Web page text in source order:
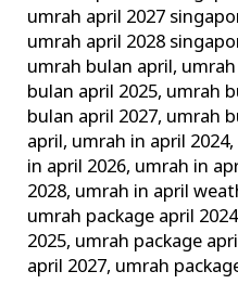
umrah april 2027
umrah april 2028
umrah bulan april,
bulan april 2025, umrah
bulan april 2027, umrah
april, umrah in april 2024,
in april 2026, umrah in
2028, umrah in april
umrah package april 2024
2025, umrah package
april 2027, umrah